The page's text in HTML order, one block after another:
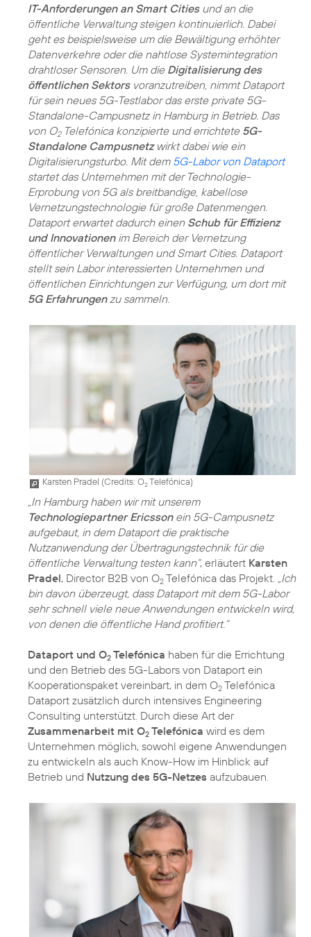
IT-Anforderungen an Smart Citiesund an die
öffentliche Verwaltung steigen kontinuierlich. Dabei
geht es beispielsweise um die Bewältigung erhöhter
Datenverkehre oder die nahtlose Systemintegration
drahtloser Sensoren. Um die Digitalisierung des
öffentlichen Sektorsvoranzutreiben, nimmt Dataport
für sein neues 5G-Testlabor das erste private 5G-
Standalone-Campusnetz in Hamburg in Betrieb. Das
von O2Telefónica konzipierte und errichtete 5G-
Standalone Campusnetzwirkt dabei wie ein
Digitalisierungsturbo. Mit dem 5G-Labor von Dataport
startet das Unternehmen mit der Technologie-
Erprobung von 5G als breitbandige, kabellose
Vernetzungstechnologie für große Datenmengen.
Dataport erwartet dadurch einen Schub für Effizienz
und Innovationenim Bereich der Vernetzung
öffentlicher Verwaltungen und Smart Cities. Dataport
stellt sein Labor interessierten Unternehmen und
öffentlichen Einrichtungen zur Verfügung, um dort mit
5G Erfahrungenzu sammeln.
Karsten Pradel (Credits: O2Telefónica)
„In Hamburg haben wir mit unserem
Technologiepartner Ericssonein 5G-Campusnetz
aufgebaut, in dem Dataport die praktische
Nutzanwendung der Übertragungstechnik für die
öffentliche Verwaltung testen kann“, erläutert Karsten
Pradel, Director B2B von O2 Telefónica das Projekt. „Ich
bin davon überzeugt, dass Dataport mit dem 5G-Labor
sehr schnell viele neue Anwendungen entwickeln wird,
von denen die öffentliche Hand profitiert.“
Dataport und O2 Telefónica haben für die Errichtung
und den Betrieb des 5G-Labors von Dataport ein
Kooperationspaket vereinbart, in dem O2 Telefónica
Dataport zusätzlich durch intensives Engineering
Consulting unterstützt. Durch diese Art der
Zusammenarbeit mit O2 Telefónica wird es dem
Unternehmen möglich, sowohl eigene Anwendungen
zu entwickeln als auch Know-How im Hinblick auf
Betrieb und Nutzung des 5G-Netzes aufzubauen.